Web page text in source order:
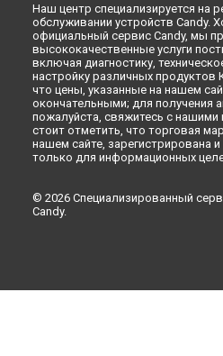
Наш центр специализируется на
обслуживании устройств Candy.
официальный сервис Candy, мы
высококачественные услуги
включая диагностику,
настройку различных продуктов
что цены, указанные на нашем
окончательными; для получения
пожалуйста, свяжитесь с
стоит отметить, что торговая
нашем сайте, зарегистрирована и
только для информационных
© 2026 Специализированный
Candy.